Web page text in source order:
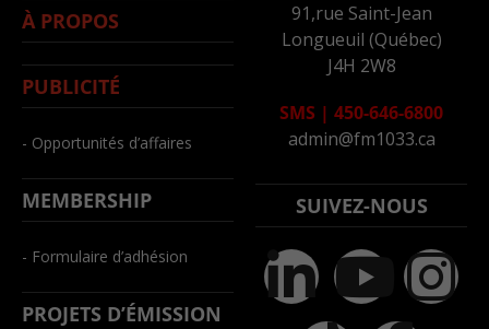
À PROPOS
PUBLICITÉ
- Opportunités d’affaires
MEMBERSHIP
- Formulaire d’adhésion
PROJETS D’ÉMISSION
91,rue Saint-Jean
Longueuil (Québec)
J4H 2W8
SMS | 450-646-6800
admin@fm1033.ca
SUIVEZ-NOUS